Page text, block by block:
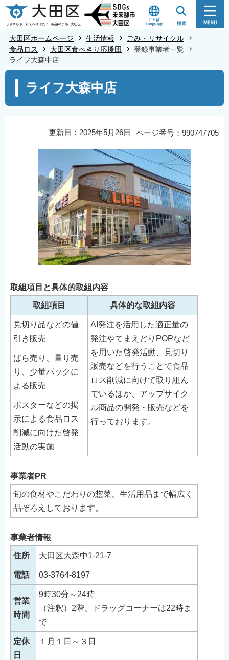
こ
の
の
頭
大田区ホームページ 生活情報
ごみ・リサイクル
食品ロス
大田区食べきり応援団
登録事業者一覧
ライフ大森中店
こ
ライフ大森中店
ページ番号：990747705
更新日：2025年5月26日
取組項目と具体的取組内容
取組項目 具体的な取組内容
見切り品などの値
引き販売
AI発注を活用した適正量の
発注やてまえどりPOPなど
を用いた啓発活動、見切り
販売などを行うことで食品
ロス削減に向けて取り組ん
でいるほか、アップサイク
ル商品の開発・販売などを
行っております。
ばら売り、量り売
り、少量パックに
よる販売
ポスターなどの掲
示による食品ロス
削減に向けた啓発
活動の実施
事業者PR
旬の食材やこだわりの惣菜、生活用品まで幅広く
品ぞろえしております。
事業者情報
住所 大田区大森中1-21-7
電話 03-3764-8197
営業
時間
9時30分～24時
（注釈）2階、ドラッグコーナーは22時ま
で
定休
日
１月１日～３日